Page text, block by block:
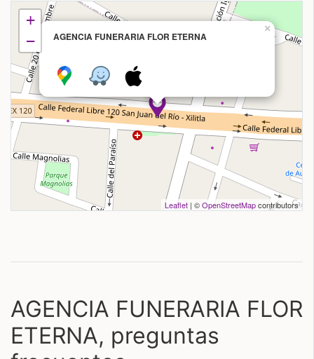
AGENCIA FUNERARIA FLOR ETERNA
×
+
−
Leaflet | ©OpenStreetMapcontributors
AGENCIA FUNERARIA FLOR
ETERNA, preguntas